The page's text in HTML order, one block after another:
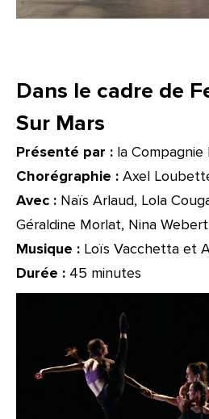
Dans le cadre de
Sur Mars
Présenté par : la Compagnie
Chorégraphie : Axel
Avec : Naïs Arlaud, Lola
Géraldine Morlat, Nina Webert
Musique : Loïs Vacchetta et
Durée : 45 minutes